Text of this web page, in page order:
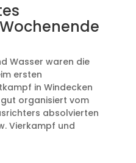
Wasser waren die
ersten
in Windecken
organisiert vom
absolvierten
Vierkampf und